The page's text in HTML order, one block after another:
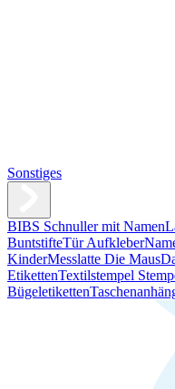
Sonstiges
BIBS Schnuller mit Namen
BuntstifteTür Aufkleber
KinderMesslatte Die Maus
EtikettenTextilstempel
Bügeletiketten